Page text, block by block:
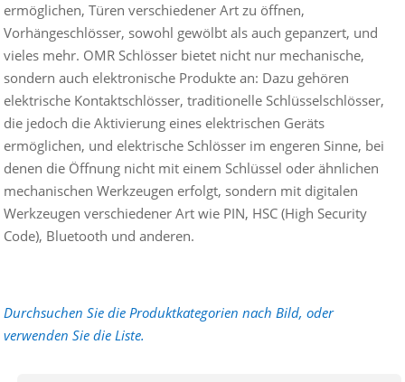
ermöglichen, Türen verschiedener Art zu öffnen,
Vorhängeschlösser, sowohl gewölbt als auch gepanzert, und
vieles mehr. OMR Schlösser bietet nicht nur mechanische,
sondern auch elektronische Produkte an: Dazu gehören
elektrische Kontaktschlösser, traditionelle Schlüsselschlösser,
die jedoch die Aktivierung eines elektrischen Geräts
ermöglichen, und elektrische Schlösser im engeren Sinne, bei
denen die Öffnung nicht mit einem Schlüssel oder ähnlichen
mechanischen Werkzeugen erfolgt, sondern mit digitalen
Werkzeugen verschiedener Art wie PIN, HSC (High Security
Code), Bluetooth und anderen.
Durchsuchen Sie die Produktkategorien nach Bild, oder
verwenden Sie die Liste.